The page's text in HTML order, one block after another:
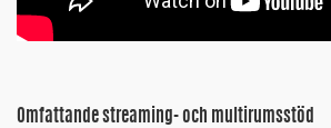
Omfattande streaming- och multirumsstöd